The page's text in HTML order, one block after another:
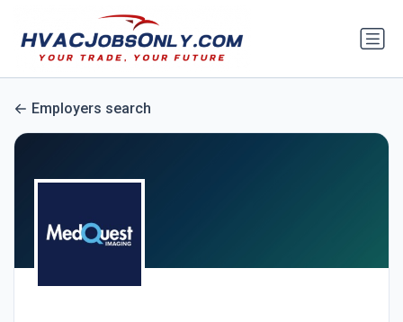
Employers search